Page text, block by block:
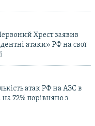
Хрест заявив
атаки» РФ на свої
атак РФ на АЗС в
на 72% порівняно з